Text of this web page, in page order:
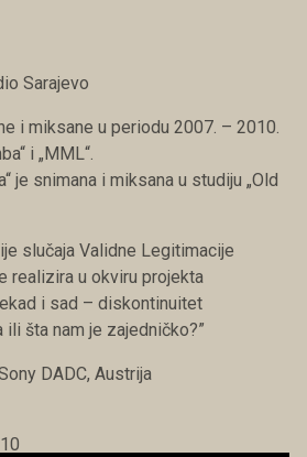
Sarajevo
i miksane u periodu 2007. – 2010.
i „MML“.
je snimana i miksana u studiju „Old
slučaja Validne Legitimacije
realizira u okviru projekta
i sad – diskontinuitet
šta nam je zajedničko?”
DADC, Austrija